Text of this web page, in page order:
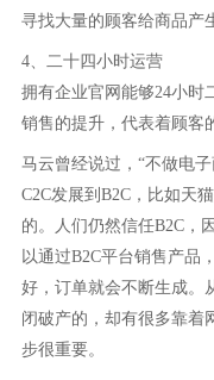
寻找大量的顾客给商品产
4、二十四小时运营
拥有企业官网能够24小时
销售的提升，代表着顾客
马云曾经说过，“不做电
C2C发展到B2C，比如天
的。人们仍然信任B2C，
以通过B2C平台销售产品
好，订单就会不断生成。
闭破产的，却有很多靠着
步很重要。